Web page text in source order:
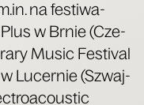
na festi­wa­
w Brnie (Cze­
Music Festi­val
w Lucer­nie (Szwaj­